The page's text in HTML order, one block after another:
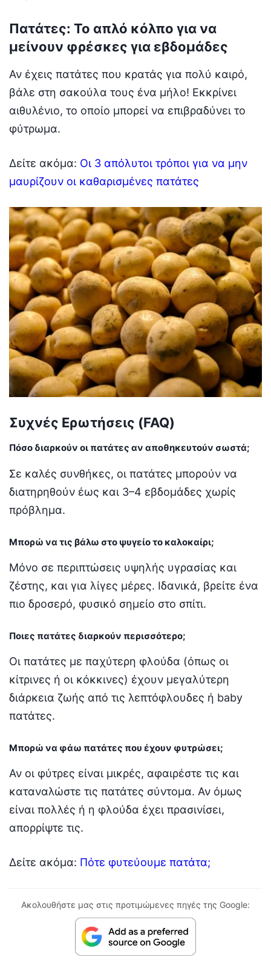
Πατάτες: Το απλό κόλπο για να
μείνουν φρέσκες για εβδομάδες
Αν έχεις πατάτες που κρατάς για πολύ καιρό,
βάλε στη σακούλα τους ένα μήλο! Εκκρίνει
αιθυλένιο, το οποίο μπορεί να επιβραδύνει το
φύτρωμα.
Δείτε ακόμα: Οι 3 απόλυτοι τρόποι για να μην
μαυρίζουν οι καθαρισμένες πατάτες
Συχνές Ερωτήσεις (FAQ)
Πόσο διαρκούν οι πατάτες αν αποθηκευτούν σωστά;
Σε καλές συνθήκες, οι πατάτες μπορούν να
διατηρηθούν έως και 3–4 εβδομάδες χωρίς
πρόβλημα.
Μπορώ να τις βάλω στο ψυγείο το καλοκαίρι;
Μόνο σε περιπτώσεις υψηλής υγρασίας και
ζέστης, και για λίγες μέρες. Ιδανικά, βρείτε ένα
πιο δροσερό, φυσικό σημείο στο σπίτι.
Ποιες πατάτες διαρκούν περισσότερο;
Οι πατάτες με παχύτερη φλούδα (όπως οι
κίτρινες ή οι κόκκινες) έχουν μεγαλύτερη
διάρκεια ζωής από τις λεπτόφλουδες ή baby
πατάτες.
Μπορώ να φάω πατάτες που έχουν φυτρώσει;
Αν οι φύτρες είναι μικρές, αφαιρέστε τις και
καταναλώστε τις πατάτες σύντομα. Αν όμως
είναι πολλές ή η φλούδα έχει πρασινίσει,
απορρίψτε τις.
Δείτε ακόμα: Πότε φυτεύουμε πατάτα;
Ακολουθήστε μας στις προτιμώμενες πηγές της Google: